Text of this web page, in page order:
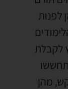
לפנות
לקבלת
מהן